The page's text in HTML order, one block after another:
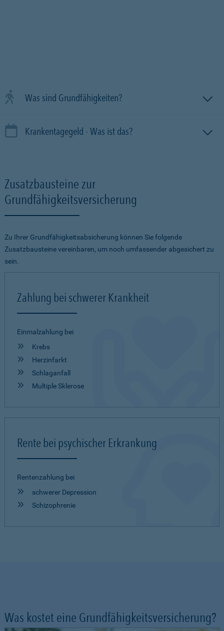
Was sind Grundfähigkeiten?
Krankentagegeld - Was ist das?
Zusatzbausteine zur
Grundfähigkeitsversicherung
Zu Ihrer Grundfähigkeitsabsicherung können Sie folgende
Zusatzbausteine vereinbaren, um noch umfassender abgesichert zu
sein.
Zahlung bei schwerer Krankheit
Einmalzahlung bei
Krebs
Herzinfarkt
Schlaganfall
Multiple Sklerose
Rente bei psychischer Erkrankung
Rentenzahlung bei
schwerer Depression
Schizophrenie
Was kostet eine Grundfähigkeitsversicherung?